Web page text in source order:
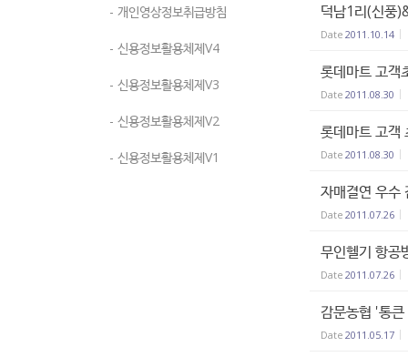
- 개인영상정보취급방침
- 신용정보활용체제V4
- 신용정보활용체제V3
- 신용정보활용체제V2
- 신용정보활용체제V1
덕남1리(신풍
Date 2011.10.14
롯데마트 고객
Date 2011.08.30
롯데마트 고객
Date 2011.08.30
자매결연 우수
Date 2011.07.26
무인헬기 항공
Date 2011.07.26
감문농협 '통
Date 2011.05.17